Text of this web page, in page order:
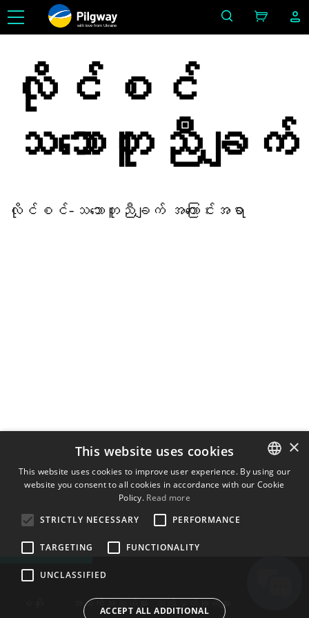
with love from Ukraine
လိုင်စင်
သဘောတူညီချက်
လိုင်စင်-သဘောတူညီချက် အကြောင်းအရာ
အဆက်အသွယ်များ သတ်မှတ်ချက်များ
ENGLISH
×
This website uses cookies
This website uses cookies to improve user experience. By using our
website you consent to all cookies in accordance with our Cookie
Policy. Read more
STRICTLY NECESSARY
PERFORMANCE
TARGETING FUNCTIONALITY
UNCLASSIFIED
ACCEPT ALL ADDITIONAL